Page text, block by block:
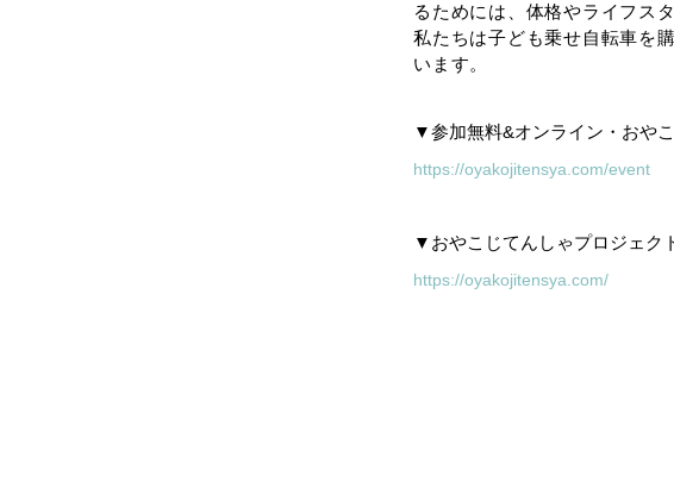
るためには、体格やライフス
私たちは子ども乗せ自転車を
います。
▼参加無料&オンライン・おや
https://oyakojitensya.com/event
▼おやこじてんしゃプロジェク
https://oyakojitensya.com/